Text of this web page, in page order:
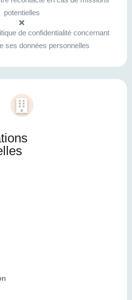
potentielles
de confidentialité concernant
ses données personnelles